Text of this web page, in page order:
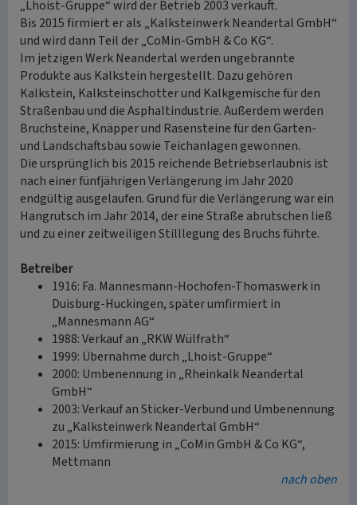
„Lhoist-Gruppe“ wird der Betrieb 2003 verkauft.
Bis 2015 firmiert er als „Kalksteinwerk Neandertal GmbH“
und wird dann Teil der „CoMin-GmbH & Co KG“.
Im jetzigen Werk Neandertal werden ungebrannte
Produkte aus Kalkstein hergestellt. Dazu gehören
Kalkstein, Kalksteinschotter und Kalkgemische für den
Straßenbau und die Asphaltindustrie. Außerdem werden
Bruchsteine, Knäpper und Rasensteine für den Garten-
und Landschaftsbau sowie Teichanlagen gewonnen.
Die ursprünglich bis 2015 reichende Betriebserlaubnis ist
nach einer fünfjährigen Verlängerung im Jahr 2020
endgültig ausgelaufen. Grund für die Verlängerung war ein
Hangrutsch im Jahr 2014, der eine Straße abrutschen ließ
und zu einer zeitweiligen Stilllegung des Bruchs führte.
Betreiber
1916: Fa. Mannesmann-Hochofen-Thomaswerk in
Duisburg-Huckingen, später umfirmiert in
„Mannesmann AG“
1988: Verkauf an „RKW Wülfrath“
1999: Übernahme durch „Lhoist-Gruppe“
2000: Umbenennung in „Rheinkalk Neandertal
GmbH“
2003: Verkauf an Sticker-Verbund und Umbenennung
zu „Kalksteinwerk Neandertal GmbH“
2015: Umfirmierung in „CoMin GmbH & Co KG“,
Mettmann
nach oben